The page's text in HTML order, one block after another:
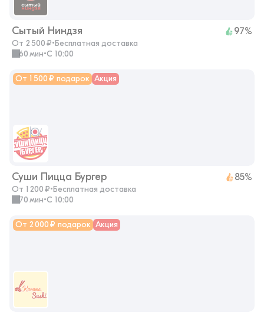
Сытый Ниндзя 97%
От 2 500 ₽•Бесплатная доставка
60 мин• с 10:00
От 1 500 ₽ подарок Акция
Суши Пицца Бургер 85%
От 1 200 ₽•Бесплатная доставка
70 мин• с 10:00
От 2 000 ₽ подарок Акция